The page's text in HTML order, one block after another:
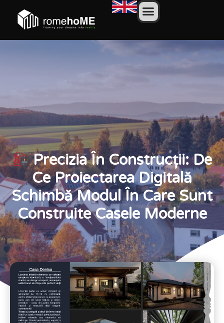
Precizia În Construcții: De
Ce Proiectarea Digitală
Schimbă Modul În Care Sunt
Construite Casele Moderne